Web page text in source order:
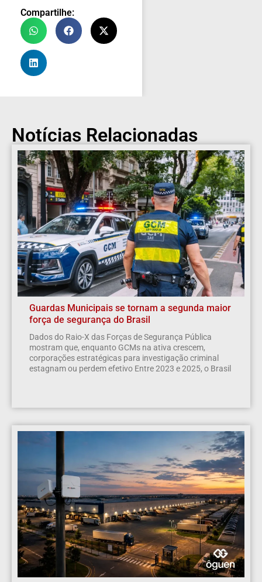
Compartilhe:
Notícias Relacionadas
Guardas Municipais se tornam a segunda maior
força de segurança do Brasil
Dados do Raio-X das Forças de Segurança Pública
mostram que, enquanto GCMs na ativa crescem,
corporações estratégicas para investigação criminal
estagnam ou perdem efetivo Entre 2023 e 2025, o Brasil